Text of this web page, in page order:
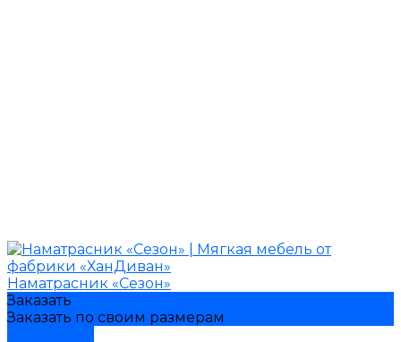
Наматрасник «Сезон»
Заказать
Заказать по своим размерам